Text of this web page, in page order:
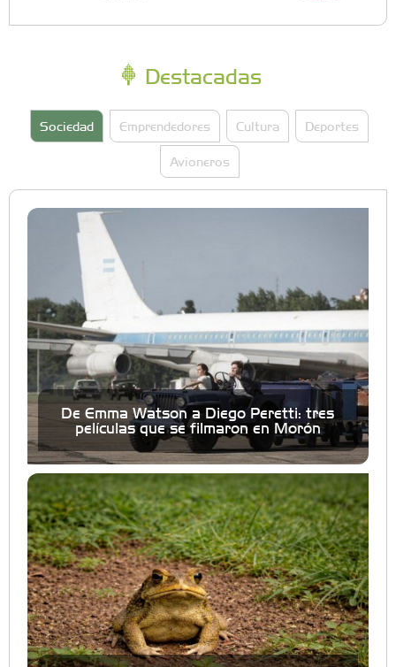
Destacadas
Sociedad Emprendedores Cultura Deportes
Avioneros
De Emma Watson a Diego Peretti: tres
películas que se filmaron en Morón